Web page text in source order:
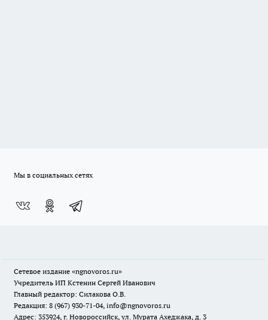
Мы в социальных сетях
Сетевое издание «ngnovoros.ru»
Учредитель ИП Кстенин Сергей Иванович
Главный редактор: Силакова О.В.
Редакция: 8 (967) 930-71-04, info@ngnovoros.ru
Адрес: 353924, г. Новороссийск, ул. Мурата Ахеджака, д. 3